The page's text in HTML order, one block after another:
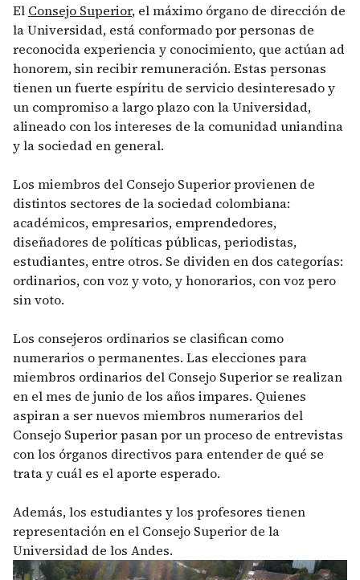
El Consejo Superior, el máximo órgano de dirección de
la Universidad, está conformado por personas de
reconocida experiencia y conocimiento, que actúan ad
honorem, sin recibir remuneración. Estas personas
tienen un fuerte espíritu de servicio desinteresado y
un compromiso a largo plazo con la Universidad,
alineado con los intereses de la comunidad uniandina
y la sociedad en general.
Los miembros del Consejo Superior provienen de
distintos sectores de la sociedad colombiana:
académicos, empresarios, emprendedores,
diseñadores de políticas públicas, periodistas,
estudiantes, entre otros. Se dividen en dos categorías:
ordinarios, con voz y voto, y honorarios, con voz pero
sin voto.
Los consejeros ordinarios se clasifican como
numerarios o permanentes. Las elecciones para
miembros ordinarios del Consejo Superior se realizan
en el mes de junio de los años impares. Quienes
aspiran a ser nuevos miembros numerarios del
Consejo Superior pasan por un proceso de entrevistas
con los órganos directivos para entender de qué se
trata y cuál es el aporte esperado.
Además, los estudiantes y los profesores tienen
representación en el Consejo Superior de la
Universidad de los Andes.